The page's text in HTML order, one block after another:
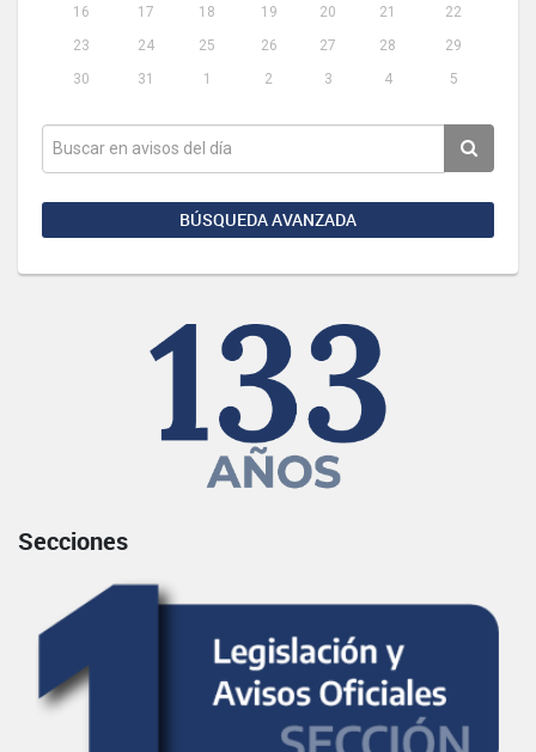
16
17 18 19 20 21
22
23
24 25 26 27 28
29
30
31 1 2 3 4 5
BÚSQUEDA AVANZADA
Secciones